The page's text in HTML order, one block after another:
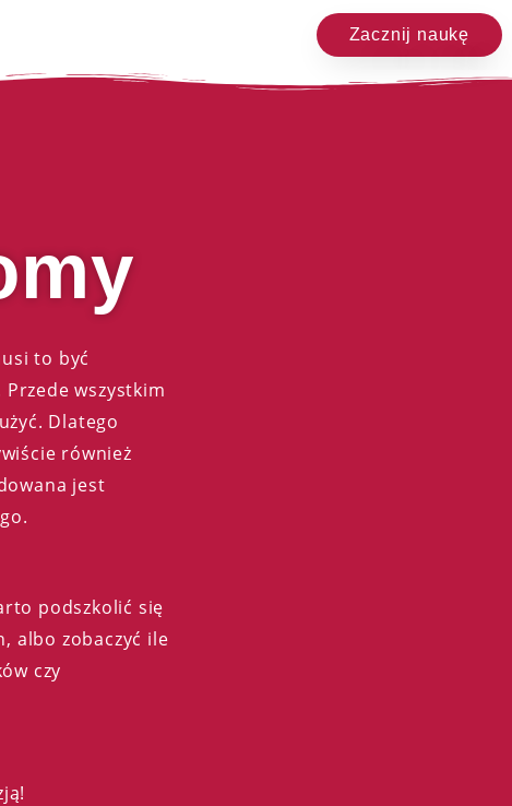
Zacznij naukę
to być
wszystkim
Dlatego
również
jest
podszkolić się
albo zobaczyć ile
czy